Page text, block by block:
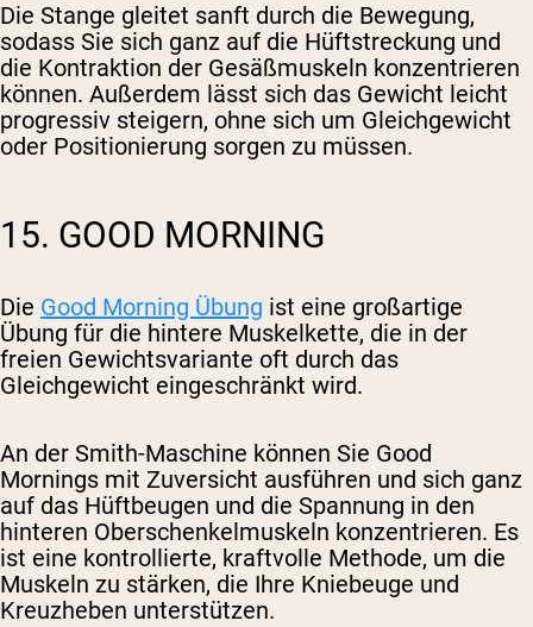
Die Stange gleitet sanft durch die Bewegung,
sodass Sie sich ganz auf die Hüftstreckung und
die Kontraktion der Gesäßmuskeln konzentrieren
können. Außerdem lässt sich das Gewicht leicht
progressiv steigern, ohne sich um Gleichgewicht
oder Positionierung sorgen zu müssen.
15. GOOD MORNING
Die Good Morning Übung ist eine großartige
Übung für die hintere Muskelkette, die in der
freien Gewichtsvariante oft durch das
Gleichgewicht eingeschränkt wird.
An der Smith-Maschine können Sie Good
Mornings mit Zuversicht ausführen und sich ganz
auf das Hüftbeugen und die Spannung in den
hinteren Oberschenkelmuskeln konzentrieren. Es
ist eine kontrollierte, kraftvolle Methode, um die
Muskeln zu stärken, die Ihre Kniebeuge und
Kreuzheben unterstützen.